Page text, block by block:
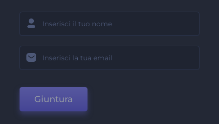
Giuntura